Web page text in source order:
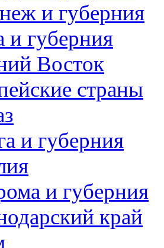
и губерния
и губерния
Восток
страны
и губерния
и губерния
край